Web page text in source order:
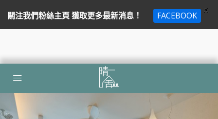
關注我們粉絲主頁 獲取更多最新消息！ FACEBOOK
X